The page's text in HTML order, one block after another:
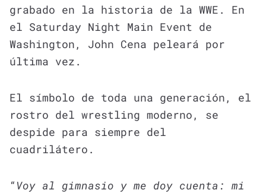
grabado en la historia de la WWE. En
el Saturday Night Main Event de
Washington, John Cena peleará por
última vez.
El símbolo de toda una generación, el
rostro del wrestling moderno, se
despide para siempre del
cuadrilátero.
“ Voy al gimnasio y me doy cuenta: mi